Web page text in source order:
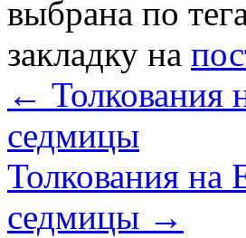
выбрана по
закладку на
← Толкования
седмицы
Толкования на
седмицы →